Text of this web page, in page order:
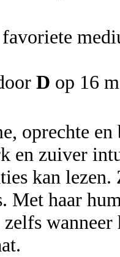
D op 16
oprechte
en zuiver
kan
Met haar
zelfs